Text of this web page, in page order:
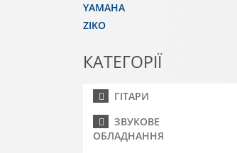
YAMAHA
ZIKO
КАТЕГОРІЇ
ГІТАРИ
ЗВУКОВЕ
ОБЛАДНАННЯ